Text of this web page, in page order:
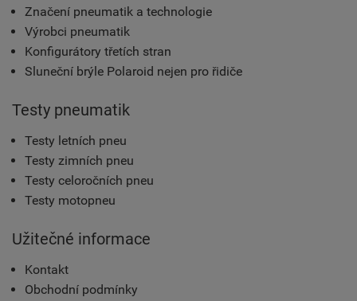
Značení pneumatik a technologie
Výrobci pneumatik
Konfigurátory třetích stran
Sluneční brýle Polaroid nejen pro řidiče
Testy pneumatik
Testy letních pneu
Testy zimních pneu
Testy celoročních pneu
Testy motopneu
Užitečné informace
Kontakt
Obchodní podmínky